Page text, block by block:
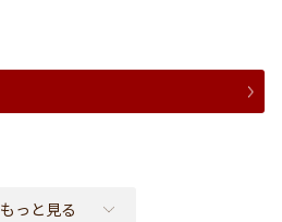
もっと見る